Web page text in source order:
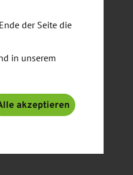
der Seite die
in unserem
akzeptieren